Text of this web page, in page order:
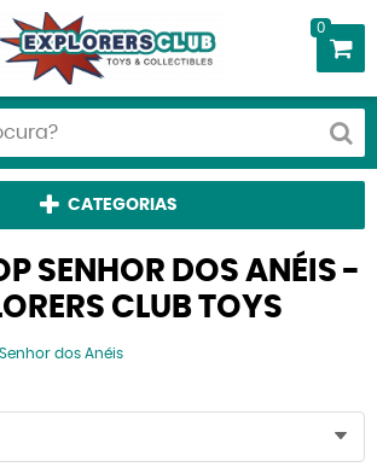
0
CATEGORIAS
SENHOR DOS ANÉIS -
CLUB TOYS
Senhor dos Anéis